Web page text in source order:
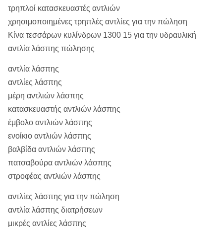
τρηπλοί κατασκευαστές αντλιών
χρησιμοποιημένες τρηπλές αντλίες για την πώληση
Κίνα τεσσάρων κυλίνδρων 1300 15 για την υδραυλική
αντλία λάσπης πώλησης
αντλία λάσπης
αντλίες λάσπης
μέρη αντλιών λάσπης
κατασκευαστής αντλιών λάσπης
έμβολο αντλιών λάσπης
ενοίκιο αντλιών λάσπης
βαλβίδα αντλιών λάσπης
πατσαβούρα αντλιών λάσπης
στροφέας αντλιών λάσπης
αντλίες λάσπης για την πώληση
αντλία λάσπης διατρήσεων
μικρές αντλίες λάσπης